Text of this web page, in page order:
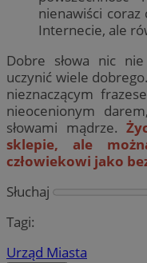
nienawiści
Internecie, ale
Dobre słowa nic
uczynić wiele
nieznaczącym
nieocenionym
słowami mądrze.
sklepie, ale
człowiekowi jako
Słuchaj
Tagi:
Urząd Miasta